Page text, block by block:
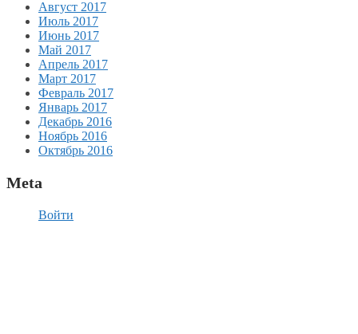
Август 2017
Июль 2017
Июнь 2017
Май 2017
Апрель 2017
Март 2017
Февраль 2017
Январь 2017
Декабрь 2016
Ноябрь 2016
Октябрь 2016
Meta
Войти